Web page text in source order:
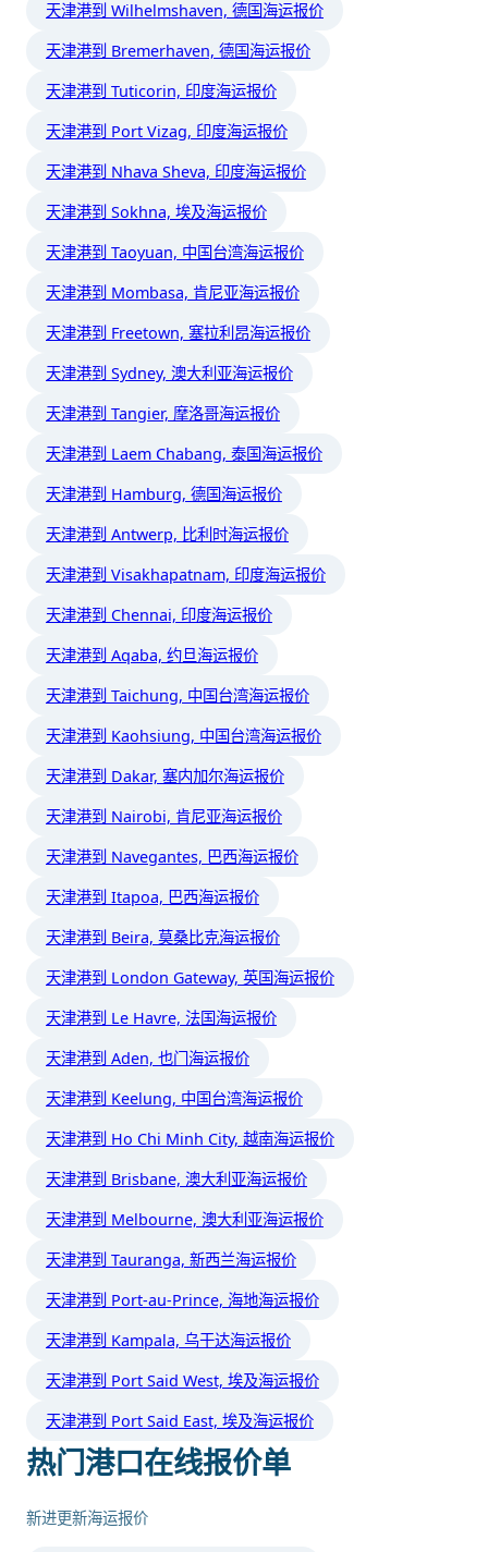
天津港到 Wilhelmshaven, 德国海运报价
天津港到 Bremerhaven, 德国海运报价
天津港到 Tuticorin, 印度海运报价
天津港到 Port Vizag, 印度海运报价
天津港到 Nhava Sheva, 印度海运报价
天津港到 Sokhna, 埃及海运报价
天津港到 Taoyuan, 中国台湾海运报价
天津港到 Mombasa, 肯尼亚海运报价
天津港到 Freetown, 塞拉利昂海运报价
天津港到 Sydney, 澳大利亚海运报价
天津港到 Tangier, 摩洛哥海运报价
天津港到 Laem Chabang, 泰国海运报价
天津港到 Hamburg, 德国海运报价
天津港到 Antwerp, 比利时海运报价
天津港到 Visakhapatnam, 印度海运报价
天津港到 Chennai, 印度海运报价
天津港到 Aqaba, 约旦海运报价
天津港到 Taichung, 中国台湾海运报价
天津港到 Kaohsiung, 中国台湾海运报价
天津港到 Dakar, 塞内加尔海运报价
天津港到 Nairobi, 肯尼亚海运报价
天津港到 Navegantes, 巴西海运报价
天津港到 Itapoa, 巴西海运报价
天津港到 Beira, 莫桑比克海运报价
天津港到 London Gateway, 英国海运报价
天津港到 Le Havre, 法国海运报价
天津港到 Aden, 也门海运报价
天津港到 Keelung, 中国台湾海运报价
天津港到 Ho Chi Minh City, 越南海运报价
天津港到 Brisbane, 澳大利亚海运报价
天津港到 Melbourne, 澳大利亚海运报价
天津港到 Tauranga, 新西兰海运报价
天津港到 Port-au-Prince, 海地海运报价
天津港到 Kampala, 乌干达海运报价
天津港到 Port Said West, 埃及海运报价
天津港到 Port Said East, 埃及海运报价
热门港口在线报价单
新进更新海运报价